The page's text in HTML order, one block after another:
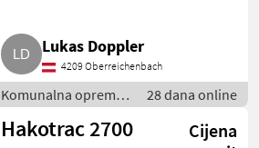
Lukas Doppler
4209 Oberreichenbach
Komunalna oprema i
vozila / Kosilice za
nagibe
28 dana online
Hakotrac 2700
Cijena